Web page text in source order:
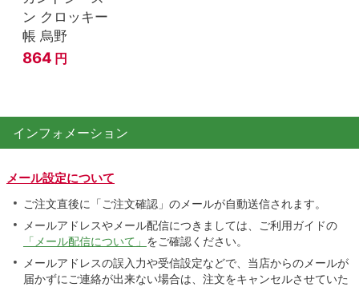
ン クロッキー
帳 烏野
864 円
インフォメーション
メール設定について
ご注文直後に「ご注文確認」のメールが自動送信されます。
メールアドレスやメール配信につきましては、ご利用ガイドの
「メール配信について」 をご確認ください。
メールアドレスの誤入力や受信設定などで、当店からのメールが
届かずにご連絡が出来ない場合は、注文をキャンセルさせていた